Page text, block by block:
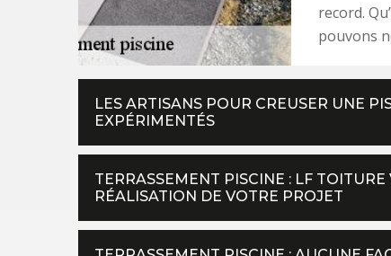
record.
pouvons
LES ARTISANS POUR CREUSER UNE
EXPÉRIMENTÉS
TERRASSEMENT PISCINE : LF
RÉALISATION DE VOTRE PROJET